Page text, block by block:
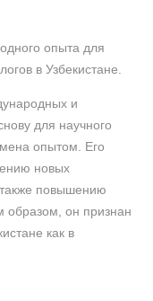
опыта для
в Узбекистане.
и
для научного
опытом. Его
новых
повышению
образом, он признан
как в